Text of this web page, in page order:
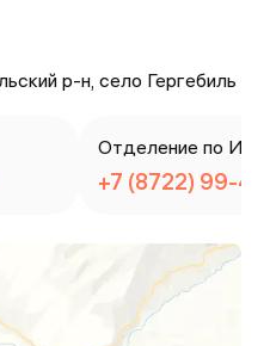
р-н, село Гергебиль
Отделение по ИАЗ
+7 (8722) 99-